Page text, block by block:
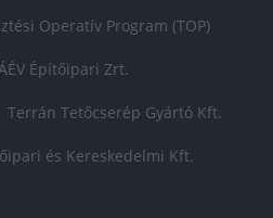
Operatív Program (TOP)
Építőipari Zrt.
Terrán Tetőcserép Gyártó Kft.
és Kereskedelmi Kft.